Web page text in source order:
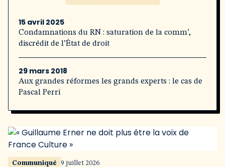
15 avril 2025
Condamnations du RN : saturation de la comm’,
discrédit de l’État de droit
29 mars 2018
Aux grandes réformes les grands experts : le cas de
Pascal Perri
Communiqué 9 juillet 2026